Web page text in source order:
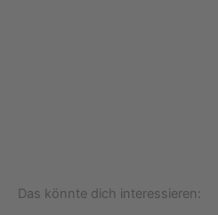
Das könnte dich interessieren: